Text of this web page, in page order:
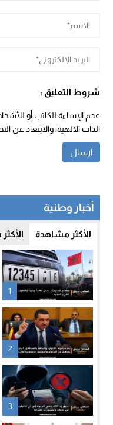
شروط التعليق :
عدم الإساءة للكاتب أو
الذات الالهية. والابتعاد عن
أخبار وطنية
الأكثر مشاهدة
1
2
3